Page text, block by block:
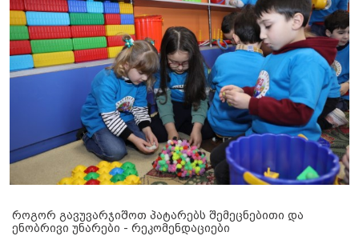
როგორ გავუვარჯიშოთ პატარებს შემეცნებითი და
ენობრივი უნარები - რეკომენდაციები